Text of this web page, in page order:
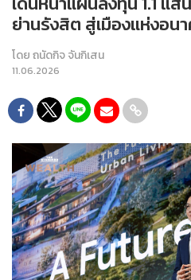
ย่านรังสิต สู่เมืองแห่งอน
โดยถนัดกิจ จันกิเสน
11.06.2026